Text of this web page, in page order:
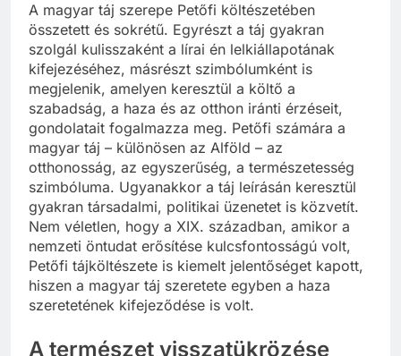
A magyar táj szerepe Petőfi költészetében
összetett és sokrétű. Egyrészt a táj gyakran
szolgál kulisszaként a lírai én lelkiállapotának
kifejezéséhez, másrészt szimbólumként is
megjelenik, amelyen keresztül a költő a
szabadság, a haza és az otthon iránti érzéseit,
gondolatait fogalmazza meg. Petőfi számára a
magyar táj – különösen az Alföld – az
otthonosság, az egyszerűség, a természetesség
szimbóluma. Ugyanakkor a táj leírásán keresztül
gyakran társadalmi, politikai üzenetet is közvetít.
Nem véletlen, hogy a XIX. században, amikor a
nemzeti öntudat erősítése kulcsfontosságú volt,
Petőfi tájköltészete is kiemelt jelentőséget kapott,
hiszen a magyar táj szeretete egyben a haza
szeretetének kifejeződése is volt.
A természet visszatükrözése